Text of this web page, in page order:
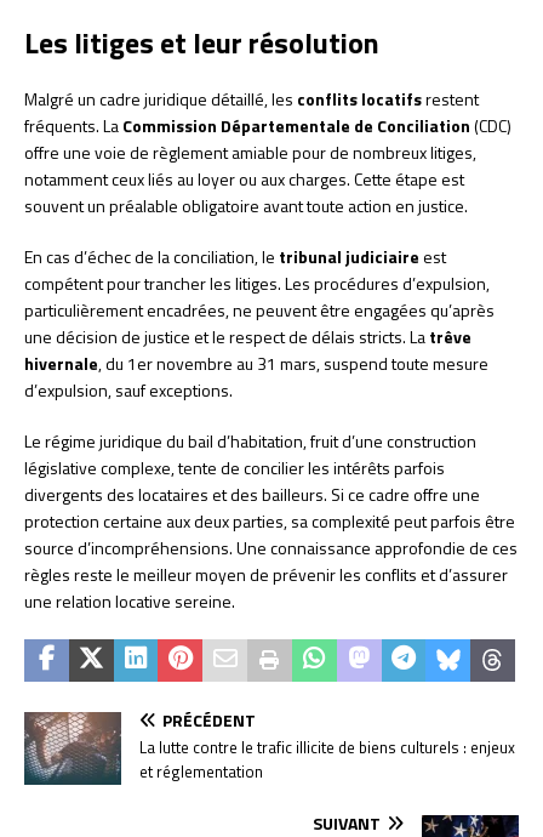
Les litiges et leur résolution
Malgré un cadre juridique détaillé, les conflits locatifsrestent
fréquents. LaCommission Départementale de Conciliation(CDC)
offre une voie de règlement amiable pour de nombreux litiges,
notamment ceux liés au loyer ou aux charges. Cette étape est
souvent un préalable obligatoire avant toute action en justice.
En cas d’échec de la conciliation, le tribunal judiciaireest
compétent pour trancher les litiges. Les procédures d’expulsion,
particulièrement encadrées, ne peuvent être engagées qu’après
une décision de justice et le respect de délais stricts. Latrêve
hivernale, du 1er novembre au 31 mars, suspend toute mesure
d’expulsion, sauf exceptions.
Le régime juridique du bail d’habitation, fruit d’une construction
législative complexe, tente de concilier les intérêts parfois
divergents des locataires et des bailleurs. Si ce cadre offre une
protection certaine aux deux parties, sa complexité peut parfois être
source d’incompréhensions. Une connaissance approfondie de ces
règles reste le meilleur moyen de prévenir les conflits et d’assurer
une relation locative sereine.
PRÉCÉDENT
La lutte contre le trafic illicite de biens culturels : enjeux
et réglementation
SUIVANT